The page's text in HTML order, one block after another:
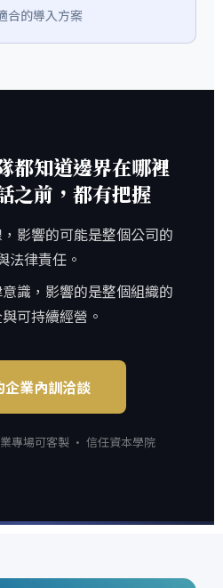
合的導入方案
都知道邊界在哪裡
之前，都有把握
影響的可能是整個公司的
法律責任。
識，影響的是整個組織的
可持續經營。
企業內訓洽談
專場可客製 · 信任資本學院